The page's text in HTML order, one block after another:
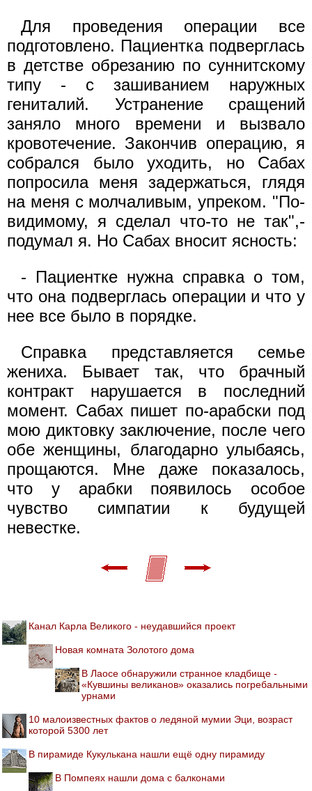
Для проведения операции все
подготовлено. Пациентка подверглась
в детстве обрезанию по суннитскому
типу - с зашиванием наружных
гениталий. Устранение сращений
заняло много времени и вызвало
кровотечение. Закончив операцию, я
собрался было уходить, но Сабах
попросила меня задержаться, глядя
на меня с молчаливым, упреком. "По-
видимому, я сделал что-то не так",-
подумал я. Но Сабах вносит ясность:
- Пациентке нужна справка о том,
что она подверглась операции и что у
нее все было в порядке.
Справка представляется семье
жениха. Бывает так, что брачный
контракт нарушается в последний
момент. Сабах пишет по-арабски под
мою диктовку заключение, после чего
обе женщины, благодарно улыбаясь,
прощаются. Мне даже показалось,
что у арабки появилось особое
чувство симпатии к будущей
невестке.
Канал Карла Великого - неудавшийся проект
Новая комната Золотого дома
В Лаосе обнаружили странное кладбище -
«Кувшины великанов» оказались погребальными
урнами
10 малоизвестных фактов о ледяной мумии Эци, возраст
которой 5300 лет
В пирамиде Кукулькана нашли ещё одну пирамиду
В Помпеях нашли дома с балконами